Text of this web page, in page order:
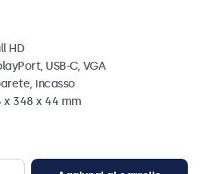
HD
USB-C, VGA
incasso
x 348 x 44 mm